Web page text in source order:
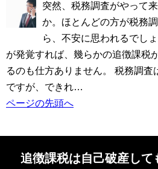
突然、税務調査がやって
か。ほとんどの方が税務
ら、不安に思われるでし
が発覚すれば、幾らかの追徴課税
るのも仕方ありません。 税務調査
ですが、できれ…
ページの先頭へ
追徴課税は自己破産して